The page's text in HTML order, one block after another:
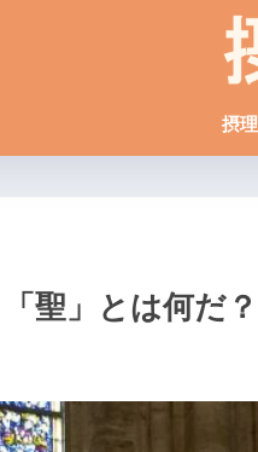
摂理
聖」とは何だ？